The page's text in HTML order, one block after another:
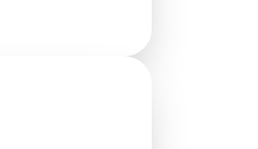
A cidade